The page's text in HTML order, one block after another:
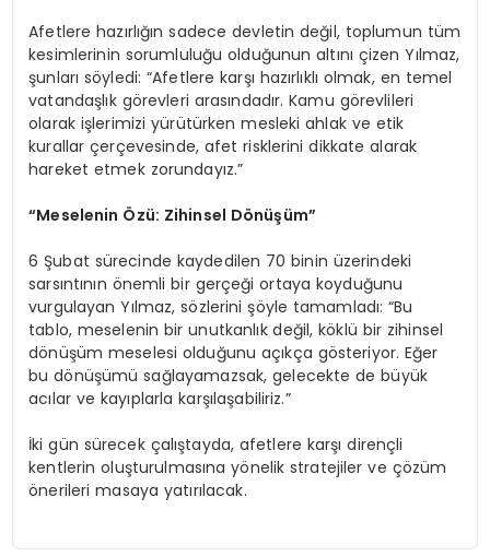
Afetlere hazırlığın sadece devletin değil, toplumun tüm
kesimlerinin sorumluluğu olduğunun altını çizen Yılmaz,
şunları söyledi: “Afetlere karşı hazırlıklı olmak, en temel
vatandaşlık görevleri arasındadır. Kamu görevlileri
olarak işlerimizi yürütürken mesleki ahlak ve etik
kurallar çerçevesinde, afet risklerini dikkate alarak
hareket etmek zorundayız.”
“Meselenin Özü: Zihinsel Dönüşüm”
6 Şubat sürecinde kaydedilen 70 binin üzerindeki
sarsıntının önemli bir gerçeği ortaya koyduğunu
vurgulayan Yılmaz, sözlerini şöyle tamamladı: “Bu
tablo, meselenin bir unutkanlık değil, köklü bir zihinsel
dönüşüm meselesi olduğunu açıkça gösteriyor. Eğer
bu dönüşümü sağlayamazsak, gelecekte de büyük
acılar ve kayıplarla karşılaşabiliriz.”
İki gün sürecek çalıştayda, afetlere karşı dirençli
kentlerin oluşturulmasına yönelik stratejiler ve çözüm
önerileri masaya yatırılacak.